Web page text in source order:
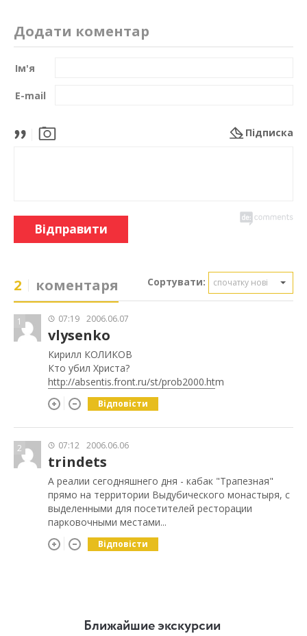
Додати коментар
Ім'я
E-mail
Підписка
Відправити
2 коментаря Сортувати: спочатку нові
1 07:19 2006.06.07
vlysenko
Кирилл КОЛИКОВ
Кто убил Христа?
http://absentis.front.ru/st/prob2000.htm
Відповісти
2 07:12 2006.06.06
trindets
А реалии сегодняшнего дня - кабак "Трапезная"
прямо на территории Выдубического монастыря, с
выделенными для посетителей ресторации
парковочными местами...
Відповісти
Ближайшие экскурсии